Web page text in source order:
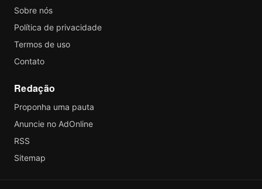
Sobre nós
Política de privacidade
Termos de uso
Contato
Redação
Proponha uma pauta
Anuncie no AdOnline
RSS
Sitemap